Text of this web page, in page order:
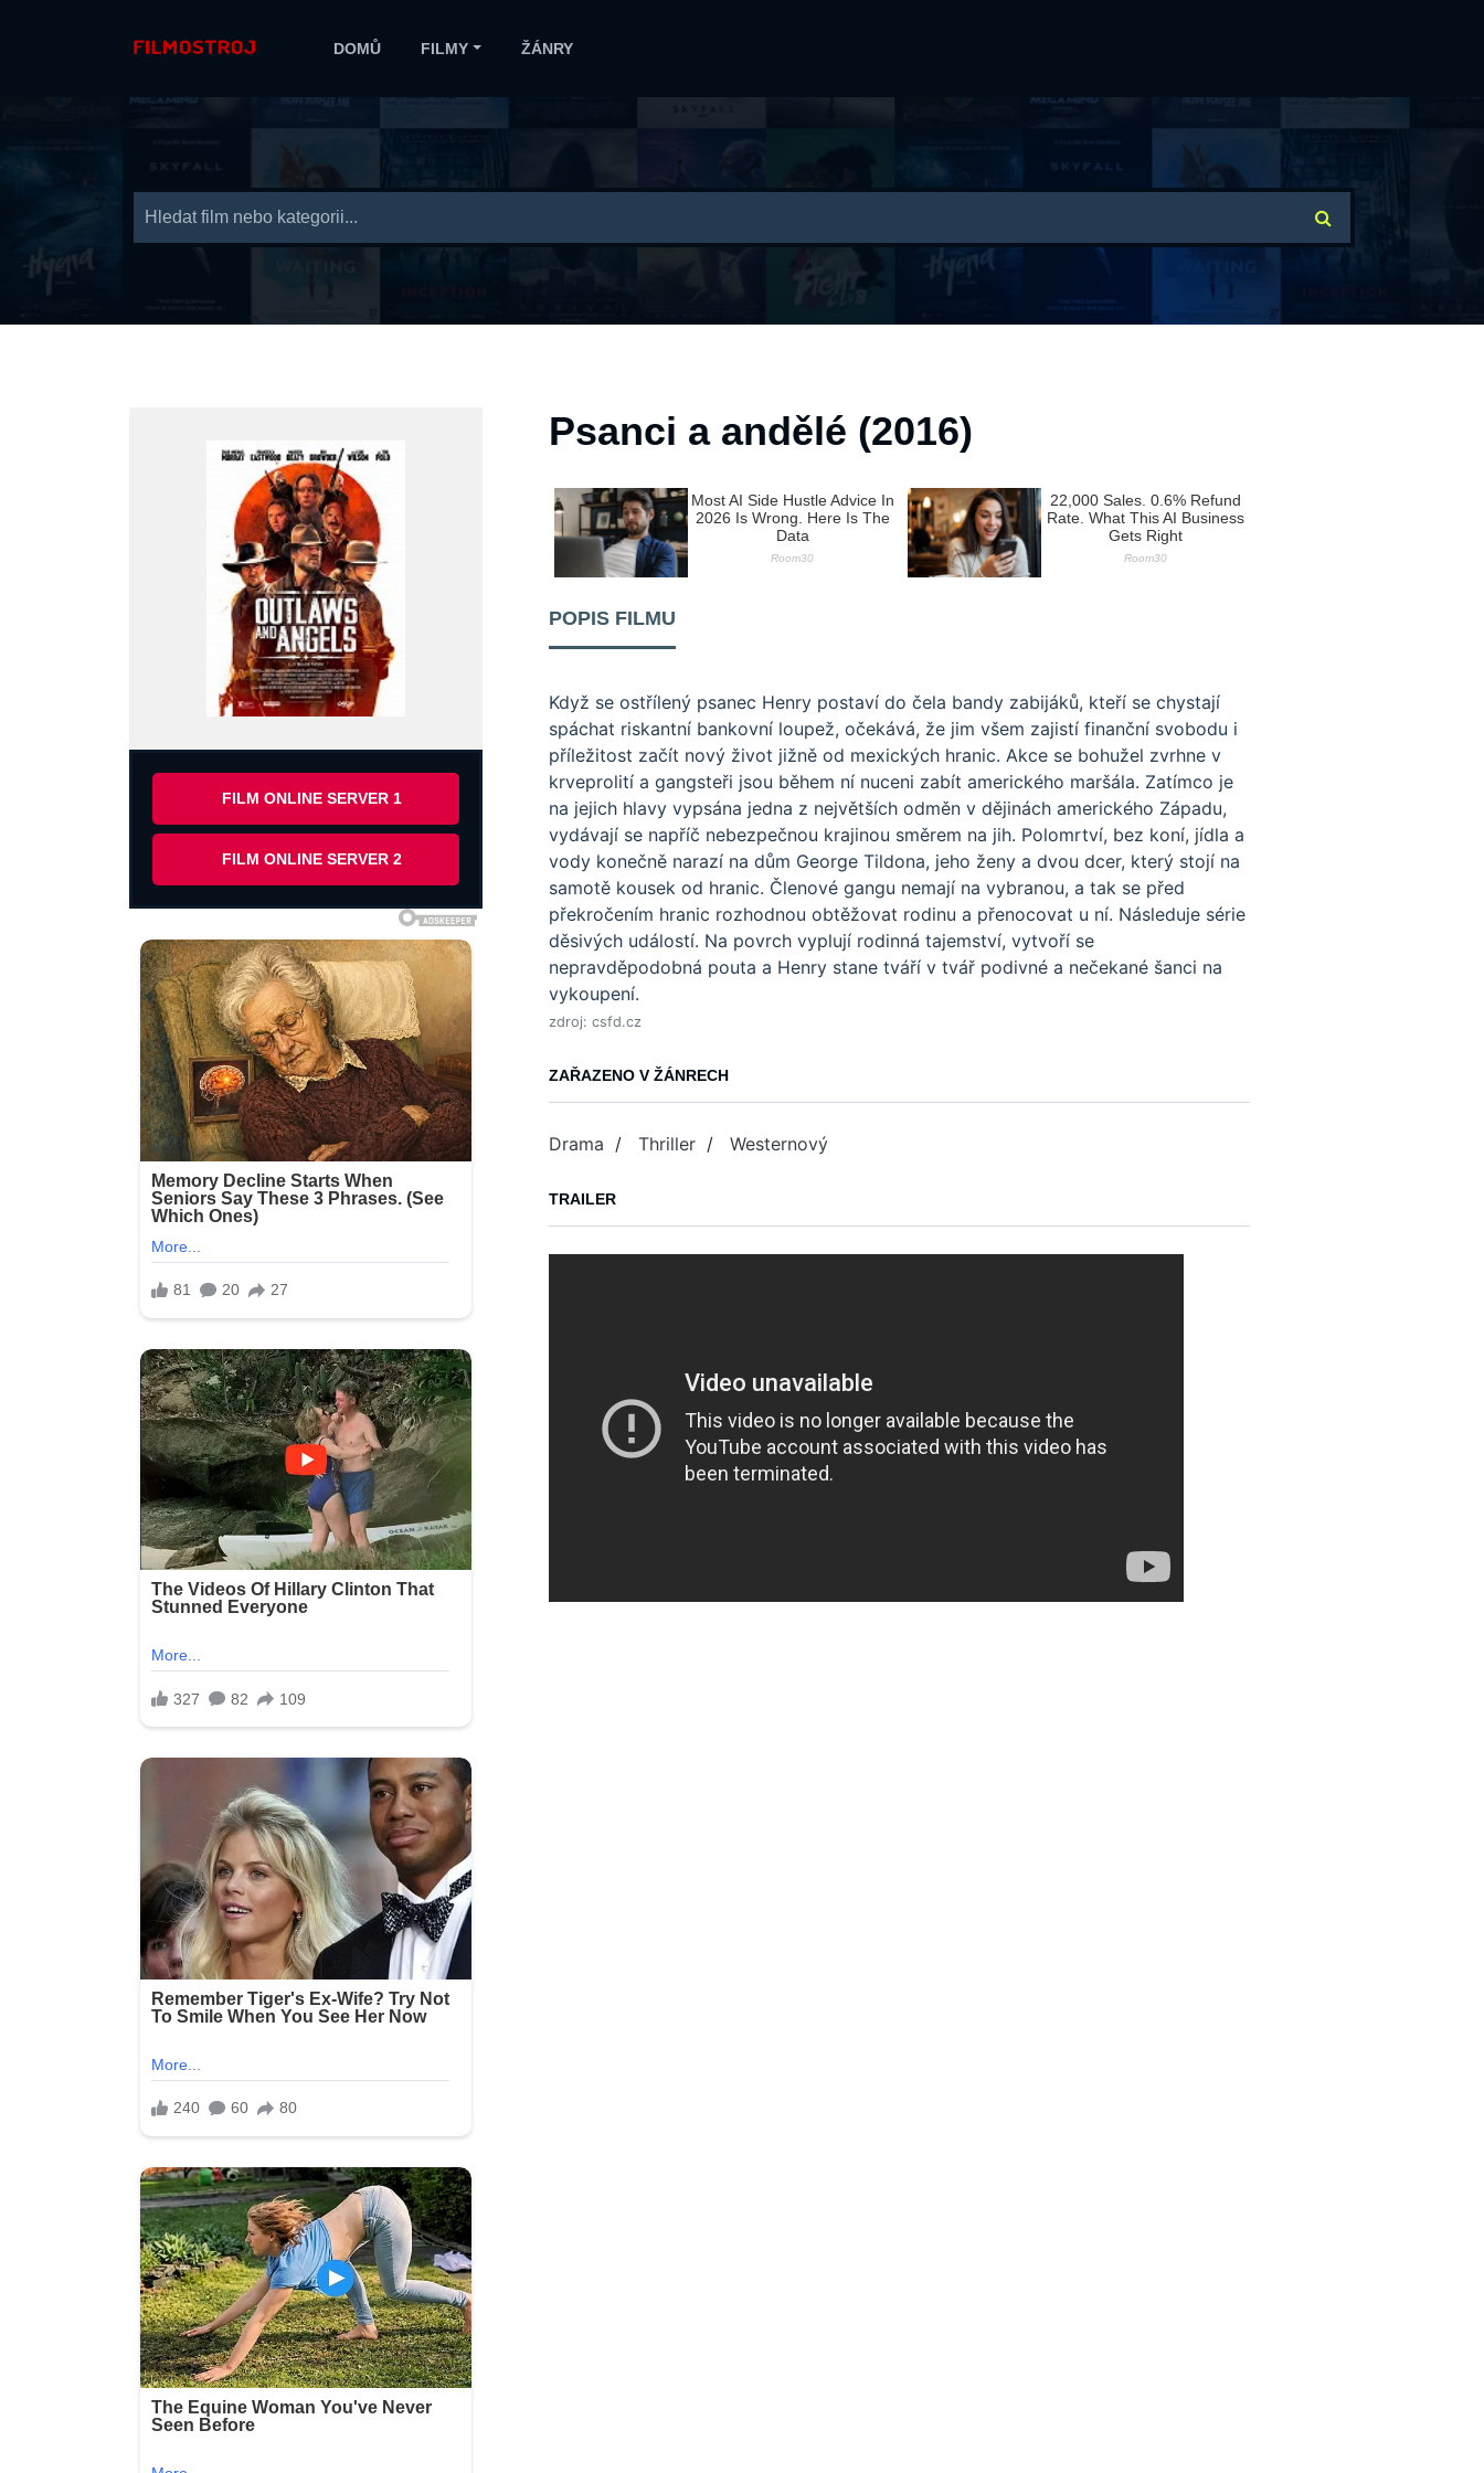
DOMŮ FILMY ŽÁNRY
FILM ONLINE SERVER 1
FILM ONLINE SERVER 2
Psanci a andělé (2016)
POPIS FILMU
Když se ostřílený psanec Henry postaví do čela bandy zabijáků, kteří se chystají
spáchat riskantní bankovní loupež, očekává, že jim všem zajistí finanční svobodu i
příležitost začít nový život jižně od mexických hranic. Akce se bohužel zvrhne v
krveprolití a gangsteři jsou během ní nuceni zabít amerického maršála. Zatímco je
na jejich hlavy vypsána jedna z největších odměn v dějinách amerického Západu,
vydávají se napříč nebezpečnou krajinou směrem na jih. Polomrtví, bez koní, jídla a
vody konečně narazí na dům George Tildona, jeho ženy a dvou dcer, který stojí na
samotě kousek od hranic. Členové gangu nemají na vybranou, a tak se před
překročením hranic rozhodnou obtěžovat rodinu a přenocovat u ní. Následuje série
děsivých událostí. Na povrch vyplují rodinná tajemství, vytvoří se
nepravděpodobná pouta a Henry stane tváří v tvář podivné a nečekané šanci na
vykoupení.
zdroj: csfd.cz
ZAŘAZENO V ŽÁNRECH
Drama / Thriller / Westernový
TRAILER